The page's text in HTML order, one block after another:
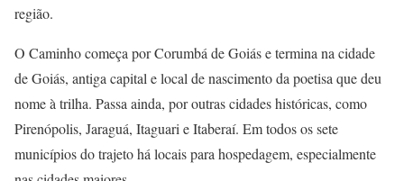
região.
O Caminho começa por Corumbá de Goiás e termina na cidade
de Goiás, antiga capital e local de nascimento da poetisa que deu
nome à trilha. Passa ainda, por outras cidades históricas, como
Pirenópolis, Jaraguá, Itaguari e Itaberaí. Em todos os sete
municípios do trajeto há locais para hospedagem, especialmente